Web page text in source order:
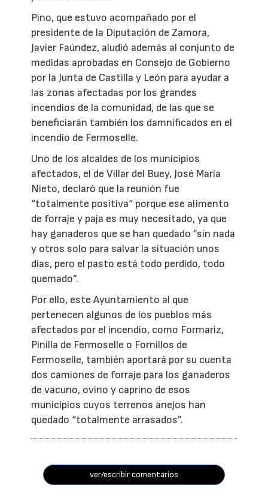
Pino, que estuvo acompañado por el
presidente de la Diputación de Zamora,
Javier Faúndez, aludió además al conjunto de
medidas aprobadas en Consejo de Gobierno
por la Junta de Castilla y León para ayudar a
las zonas afectadas por los grandes
incendios de la comunidad, de las que se
beneficiarán también los damnificados en el
incendio de Fermoselle.
Uno de los alcaldes de los municipios
afectados, el de Villar del Buey, José María
Nieto, declaró que la reunión fue
“totalmente positiva“ porque ese alimento
de forraje y paja es muy necesitado, ya que
hay ganaderos que se han quedado ”sin nada
y otros solo para salvar la situación unos
días, pero el pasto está todo perdido, todo
quemado”.
Por ello, este Ayuntamiento al que
pertenecen algunos de los pueblos más
afectados por el incendio, como Formariz,
Pinilla de Fermoselle o Fornillos de
Fermoselle, también aportará por su cuenta
dos camiones de forraje para los ganaderos
de vacuno, ovino y caprino de esos
municipios cuyos terrenos anejos han
quedado “totalmente arrasados”.
ver/escribir comentarios